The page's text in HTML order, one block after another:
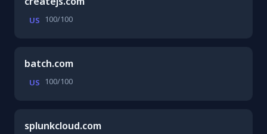
US 100/100
batch.com
US 100/100
splunkcloud.com